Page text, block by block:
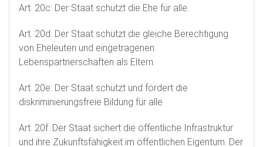
Art. 20c: Der Staat schützt die Ehe für alle.
Art. 20d: Der Staat schützt die gleiche Berechtigung
von Eheleuten und eingetragenen
Lebenspartnerschaften als Eltern.
Art. 20e: Der Staat schützt und fördert die
diskriminierungsfreie Bildung für alle.
Art. 20f: Der Staat sichert die öffentliche Infrastruktur
und ihre Zukunftsfähigkeit im öffentlichen Eigentum. Der